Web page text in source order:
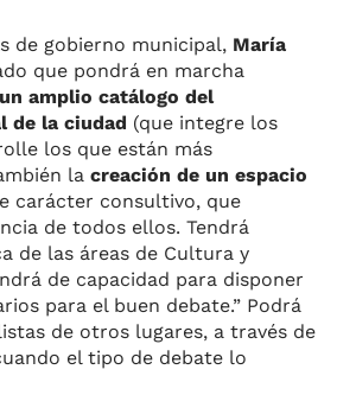
de gobierno municipal, María
que pondrá en marcha
amplio catálogo del
de la ciudad (que integre los
los que están más
la creación de un espacio
carácter consultivo, que
de todos ellos. Tendrá
de las áreas de Cultura y
de capacidad para disponer
para el buen debate.” Podrá
de otros lugares, a través de
el tipo de debate lo